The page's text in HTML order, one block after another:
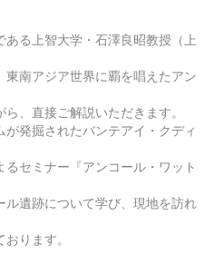
る上智大学・石澤良昭教授（上
南アジア世界に覇を唱えたアン
、直接ご解説いただきます。
発掘されたバンテアイ・クディ
セミナー『アンコール・ワット
遺跡について学び、現地を訪れ
ります。